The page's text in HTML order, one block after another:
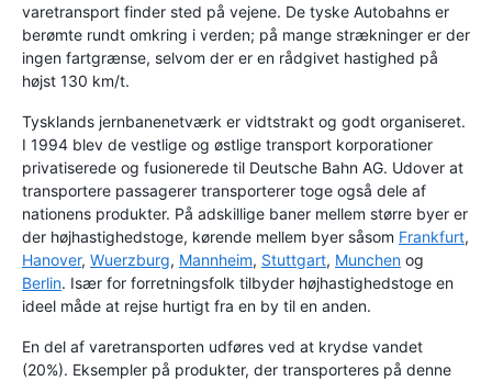
varetransport finder sted på vejene. De tyske Autobahns er
berømte rundt omkring i verden; på mange strækninger er der
ingen fartgrænse, selvom der er en rådgivet hastighed på
højst 130 km/t.
Tysklands jernbanenetværk er vidtstrakt og godt organiseret.
I 1994 blev de vestlige og østlige transport korporationer
privatiserede og fusionerede til Deutsche Bahn AG. Udover at
transportere passagerer transporterer toge også dele af
nationens produkter. På adskillige baner mellem større byer er
der højhastighedstoge, kørende mellem byer såsom Frankfurt,
Hanover, Wuerzburg, Mannheim, Stuttgart, Munchen og
Berlin. Især for forretningsfolk tilbyder højhastighedstoge en
ideel måde at rejse hurtigt fra en by til en anden.
En del af varetransporten udføres ved at krydse vandet
(20%). Eksempler på produkter, der transporteres på denne